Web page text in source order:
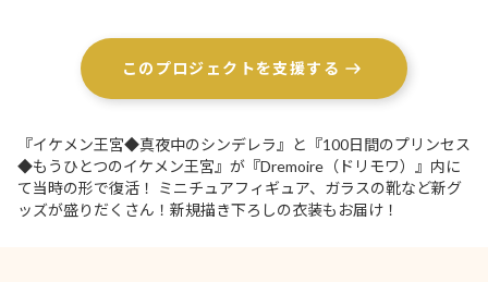
このプロジェクトを支援する
『イケメン王宮◆真夜中のシンデレラ』と『100日間のプリンセス
◆もうひとつのイケメン王宮』が『Dremoire（ドリモワ）』内に
て当時の形で復活！ ミニチュアフィギュア、ガラスの靴など新グ
ッズが盛りだくさん！新規描き下ろしの衣装もお届け！